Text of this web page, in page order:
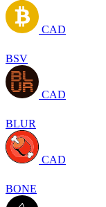
CAD
BSV
CAD
BLUR
CAD
BONE